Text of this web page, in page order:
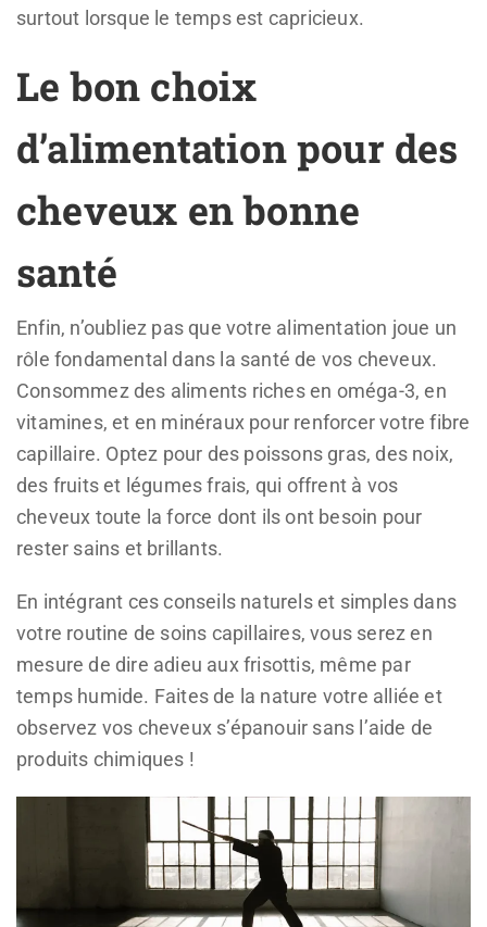
surtout lorsque le temps est capricieux.
Le bon choix
d’alimentation pour des
cheveux en bonne
santé
Enfin, n’oubliez pas que votre alimentation joue un
rôle fondamental dans la santé de vos cheveux.
Consommez des aliments riches en oméga-3, en
vitamines, et en minéraux pour renforcer votre fibre
capillaire. Optez pour des poissons gras, des noix,
des fruits et légumes frais, qui offrent à vos
cheveux toute la force dont ils ont besoin pour
rester sains et brillants.
En intégrant ces conseils naturels et simples dans
votre routine de soins capillaires, vous serez en
mesure de dire adieu aux frisottis, même par
temps humide. Faites de la nature votre alliée et
observez vos cheveux s’épanouir sans l’aide de
produits chimiques !